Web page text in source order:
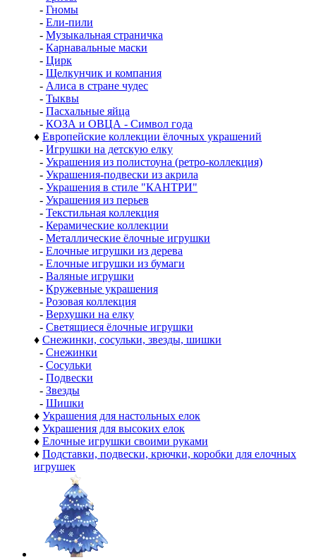
- Гномы
- Ели-пили
- Музыкальная страничка
- Карнавальные маски
- Цирк
- Щелкунчик и компания
- Алиса в стране чудес
- Тыквы
- Пасхальные яйца
- КОЗА и ОВЦА - Символ года
♦ Европейские коллекции ёлочных украшений
- Игрушки на детскую елку
- Украшения из полистоуна (ретро-коллекция)
- Украшения-подвески из акрила
- Украшения в стиле "КАНТРИ"
- Украшения из перьев
- Текстильная коллекция
- Керамические коллекции
- Металлические ёлочные игрушки
- Елочные игрушки из дерева
- Елочные игрушки из бумаги
- Валяные игрушки
- Кружевные украшения
- Розовая коллекция
- Верхушки на елку
- Светящиеся ёлочные игрушки
♦ Снежинки, сосульки, звезды, шишки
- Снежинки
- Сосульки
- Подвески
- Звезды
- Шишки
♦ Украшения для настольных елок
♦ Украшения для высоких елок
♦ Елочные игрушки своими руками
♦ Подставки, подвески, крючки, коробки для елочных
игрушек